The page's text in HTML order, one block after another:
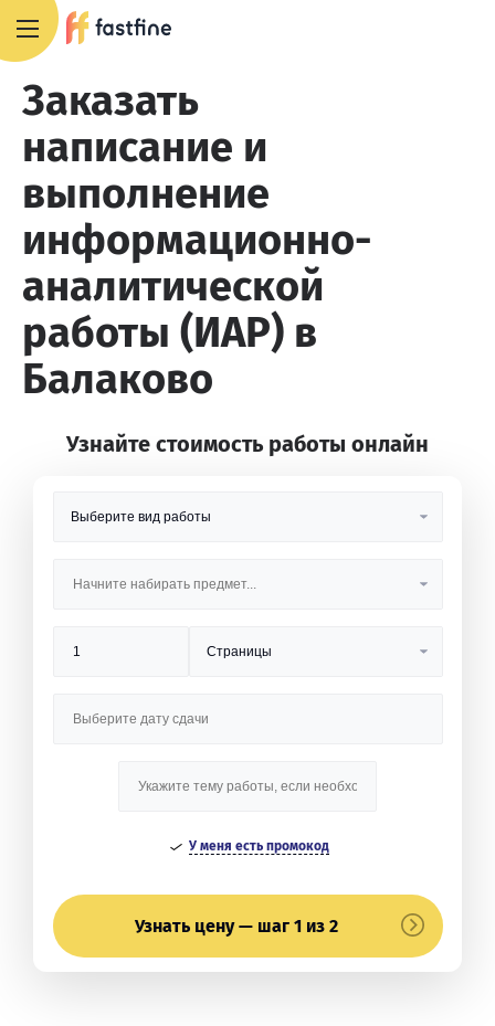
Заказать
написание и
выполнение
информационно-
аналитической
работы (ИАР) в
Балаково
Узнайте стоимость работы онлайн
У меня есть промокод
Узнать цену — шаг 1 из 2